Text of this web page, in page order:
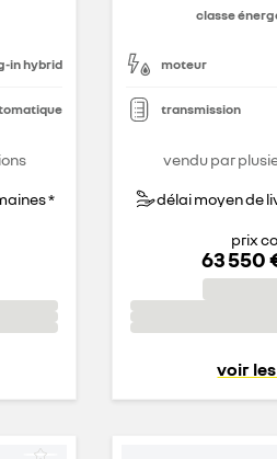
in hybrid
*
classe
moteur
transmission
vendu par
délai moyen de
prix
63 550
voir